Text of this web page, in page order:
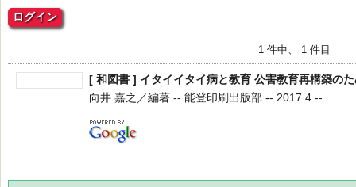
ログイン
1 件中、 1 件目
[ 和図書 ] イタイイタイ病と教育 公害教育再構築の
向井 嘉之／編著 -- 能登印刷出版部 -- 2017.4 --